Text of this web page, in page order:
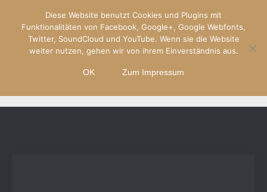
Diese Website benutzt Cookies und Plugins mit
Funktionalitäten von Facebook, Google+, Google Webfonts,
Twitter, SoundCloud und YouTube. Wenn sie die Website
weiter nutzen, gehen wir von ihrem Einverständnis aus.
OK Zum Impressum